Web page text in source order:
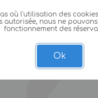
où l'utilisation des
autorisée, nous ne
fonctionnement des
Ok